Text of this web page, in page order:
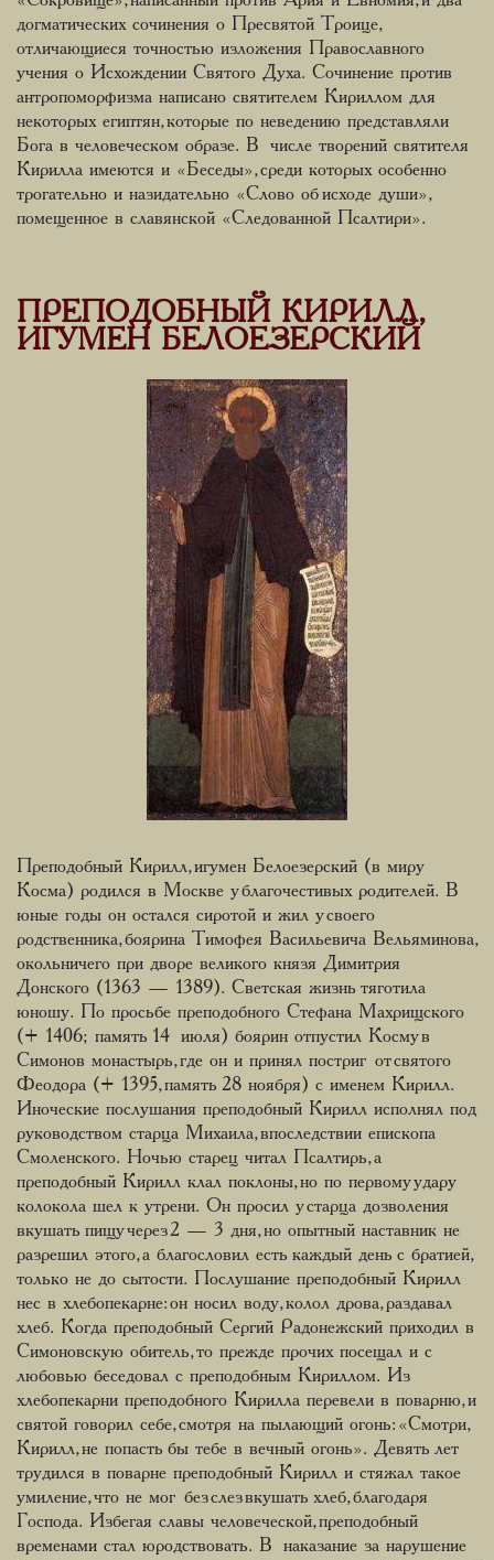
догматических сочинения о Пресвятой Троице,
отличающиеся точностью изложения Православного
учения о Исхождении Святого Духа. Сочинение против
антропоморфизма написано святителем Кириллом для
некоторых египтян, которые по неведению представляли
Бога в человеческом образе. В числе творений святителя
Кирилла имеются и «Беседы», среди которых особенно
трогательно и назидательно «Слово об исходе души»,
помещенное в славянской «Следованной Псалтири».
ПРЕПОДОБНЫЙ КИРИЛЛ,
ИГУМЕН БЕЛОЕЗЕРСКИЙ
Преподобный Кирилл, игумен Белоезерский (в миру
Косма) родился в Москве у благочестивых родителей. В
юные годы он остался сиротой и жил у своего
родственника, боярина Тимофея Васильевича Вельяминова,
окольничего при дворе великого князя Димитрия
Донского (1363 — 1389). Светская жизнь тяготила
юношу. По просьбе преподобного Стефана Махрищского
(+ 1406; память 14 июля) боярин отпустил Коcму в
Симонов монастырь, где он и принял постриг от святого
Феодора (+ 1395, память 28 ноября) с именем Кирилл.
Иноческие послушания преподобный Кирилл исполнял под
руководством старца Михаила, впоследствии епископа
Смоленского. Ночью старец читал Псалтирь, а
преподобный Кирилл клал поклоны, но по первому удару
колокола шел к утрени. Он просил у старца дозволения
вкушать пищу через 2 — 3 дня, но опытный наставник не
разрешил этого, а благословил есть каждый день с братией,
только не до сытости. Послушание преподобный Кирилл
нес в хлебопекарне: он носил воду, колол дрова, раздавал
хлеб. Когда преподобный Сергий Радонежский приходил в
Симоновскую обитель, то прежде прочих посещал и с
любовью беседовал с преподобным Кириллом. Из
хлебопекарни преподобного Кирилла перевели в поварню, и
святой говорил себе, смотря на пылающий огонь: «Смотри,
Кирилл, не попасть бы тебе в вечный огонь». Девять лет
трудился в поварне преподобный Кирилл и стяжал такое
умиление, что не мог без слез вкушать хлеб, благодаря
Господа. Избегая славы человеческой, преподобный
временами стал юродствовать. В наказание за нарушение